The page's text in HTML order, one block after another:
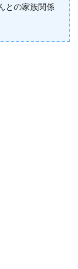
との家族関係